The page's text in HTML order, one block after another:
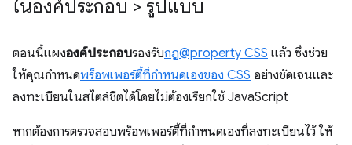
ในองค์ประกอบ > รูปแบบ
ตอนนี้แผงองค์ประกอบรองรับกฎ@property CSS แล้ว ซึ่งช่วย
ให้คุณกำหนดพร็อพเพอร์ตี้ที่กำหนดเองของ CSS อย่างชัดเจนและ
ลงทะเบียนในสไตล์ชีตได้โดยไม่ต้องเรียกใช้ JavaScript
หากต้องการตรวจสอบพร็อพเพอร์ตี้ที่กําหนดเองที่ลงทะเบียนไว้ ให้